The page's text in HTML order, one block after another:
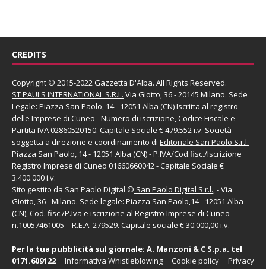
CREDITS
Copyright © 2015-2022 Gazzetta D'Alba. All Rights Reserved.
ST PAULS INTERNATIONAL S.R.L. Via Giotto, 36 - 20145 Milano. Sede
Legale: Piazza San Paolo, 14 - 12051 Alba (CN) Iscritta al registro
delle Imprese di Cuneo - Numero di iscrizione, Codice Fiscale e
Partita IVA 02860520150. Capitale Sociale € 479.552 i.v. Società
soggetta a direzione e coordinamento di Editoriale San Paolo S.r.l. -
Piazza San Paolo, 14 - 12051 Alba (CN) - P.IVA/Cod.fisc./Iscrizione
Registro Imprese di Cuneo 01660660042 - Capitale Sociale €
3.400.000 i.v.
Sito gestito da San Paolo Digital © San Paolo Digital S.r.l., - Via
Giotto, 36 - Milano. Sede legale: Piazza San Paolo,14 - 12051 Alba
(CN), Cod. fisc./P.Iva e iscrizione al Registro Imprese di Cuneo
n.10057461005 – R.E.A. 279529. Capitale sociale € 30.000,00 i.v.
Per la tua pubblicità sul giornale: A. Manzoni & C S.p.a. tel
0171.609122
Privacy
Cookie policy
Informativa Whistleblowing